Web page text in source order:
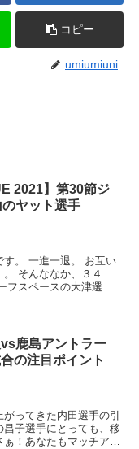
コピー
umiumiuni
2021】第30節ジ
ヤット選手
す。 一進一退。 お互い
そんななか、３４
フスペースの大津選手
vs鹿島アントラー
の注目ポイント
ってきた内田選手の引
子選手にとっても、移
！あなたもマッチアッ